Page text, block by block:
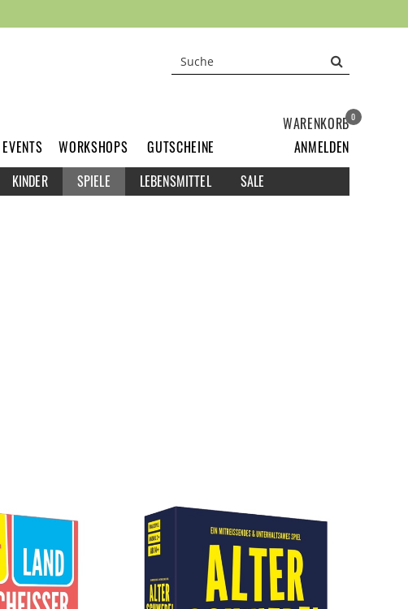
KINDER SPIELE LEBENSMITTEL SALE
EVENTS WORKSHOPS GUTSCHEINE
WARENKORB0
ANMELDEN